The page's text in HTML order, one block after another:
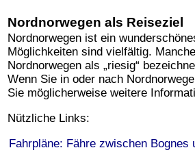
Nordnorwegen als Reiseziel
Nordnorwegen ist ein
Möglichkeiten sind vielfältig.
Nordnorwegen als „riesig“
Wenn Sie in oder nach
Sie möglicherweise weitere
Nützliche Links:
Fahrpläne: Fähre zwischen Bognes